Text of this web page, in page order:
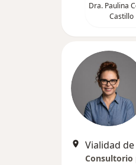
Dra. Paulina
Castillo
Consultorio